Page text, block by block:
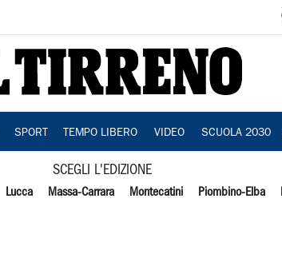
SPORT TEMPO LIBERO VIDEO SCUOLA 2030
SCEGLI L'EDIZIONE
Lucca Massa-Carrara Montecatini Piombino-Elba